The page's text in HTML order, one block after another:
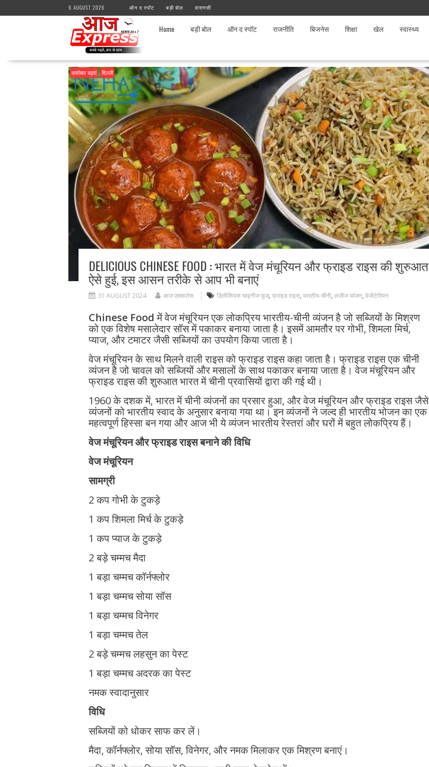
to
6 AUGUST 2026 ऑन द स्पॉट बड़ी बोल वाराणसी
Home बड़ी बोल ऑन द स्पॉट राजनीति बिजनेस शिक्षा खेल स्वास्थ्य
कारोबार बढ़ाएं दिल्ली
DELICIOUS CHINESE FOOD : भारत में वेज मंचूरियन और फ्राइड राइस की शुरुआत
ऐसे हुई, इस आसन तरीके से आप भी बनाएं
31 AUGUST 2024 आज एक्सप्रेस डिलीशियस चाइनीज फूड, फ्राइड राइस, भारतीय-चीनी, लजीज व्यंजन, वेजीटेरियन
Chinese Foodमें वेज मंचूरियन एक लोकप्रिय भारतीय-चीनी व्यंजन है जो सब्जियों के मिश्रण
को एक विशेष मसालेदार सॉस में पकाकर बनाया जाता है। इसमें आमतौर पर गोभी, शिमला मिर्च,
प्याज, और टमाटर जैसी सब्जियों का उपयोग किया जाता है।
वेज मंचूरियन के साथ मिलने वाली राइस को फ्राइड राइस कहा जाता है। फ्राइड राइस एक चीनी
व्यंजन है जो चावल को सब्जियों और मसालों के साथ पकाकर बनाया जाता है। वेज मंचूरियन और
फ्राइड राइस की शुरुआत भारत में चीनी प्रवासियों द्वारा की गई थी।
1960 के दशक में, भारत में चीनी व्यंजनों का प्रसार हुआ, और वेज मंचूरियन और फ्राइड राइस जैसे
व्यंजनों को भारतीय स्वाद के अनुसार बनाया गया था। इन व्यंजनों ने जल्द ही भारतीय भोजन का एक
महत्वपूर्ण हिस्सा बन गया और आज भी ये व्यंजन भारतीय रेस्तरां और घरों में बहुत लोकप्रिय हैं।
वेज मंचूरियन और फ्राइड राइस बनाने की विधि
वेज मंचूरियन
सामग्री
2 कप गोभी के टुकड़े
1 कप शिमला मिर्च के टुकड़े
1 कप प्याज के टुकड़े
2 बड़े चम्मच मैदा
1 बड़ा चम्मच कॉर्नफ्लोर
1 बड़ा चम्मच सोया सॉस
1 बड़ा चम्मच विनेगर
1 बड़ा चम्मच तेल
2 बड़े चम्मच लहसुन का पेस्ट
1 बड़ा चम्मच अदरक का पेस्ट
नमक स्वादानुसार
विधि
सब्जियों को धोकर साफ कर लें।
मैदा, कॉर्नफ्लोर, सोया सॉस, विनेगर, और नमक मिलाकर एक मिश्रण बनाएं।